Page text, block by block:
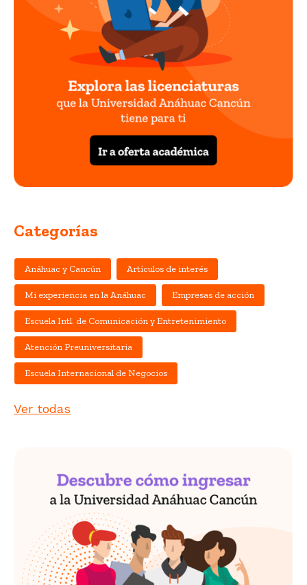
Categorías
Anáhuac y Cancún Artículos de interés
Mi experiencia en la Anáhuac Empresas de acción
Escuela Intl. de Comunicación y Entretenimiento
Atención Preuniversitaria
Escuela Internacional de Negocios
Ver todas